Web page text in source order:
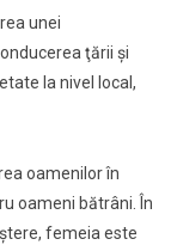
unei
ţării şi
la nivel local,
oamenilor în
oameni bătrâni. În
femeia este